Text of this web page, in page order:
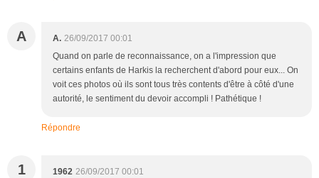
A A. 26/09/2017 00:01
Quand on parle de reconnaissance, on a l'impression que
certains enfants de Harkis la recherchent d'abord pour eux... On
voit ces photos où ils sont tous très contents d'être à côté d'une
autorité, le sentiment du devoir accompli ! Pathétique !
Répondre
1 1962 26/09/2017 00:01